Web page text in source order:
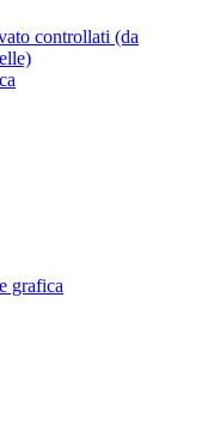
controllati (da
grafica